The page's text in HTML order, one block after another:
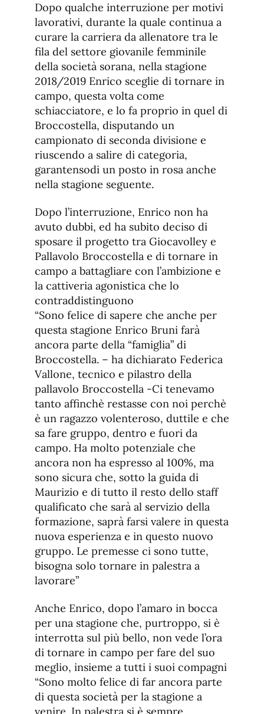
Dopo qualche interruzione per motivi
lavorativi, durante la quale continua a
curare la carriera da allenatore tra le
fila del settore giovanile femminile
della società sorana, nella stagione
2018/2019 Enrico sceglie di tornare in
campo, questa volta come
schiacciatore, e lo fa proprio in quel di
Broccostella, disputando un
campionato di seconda divisione e
riuscendo a salire di categoria,
garantensodi un posto in rosa anche
nella stagione seguente.
Dopo l’interruzione, Enrico non ha
avuto dubbi, ed ha subito deciso di
sposare il progetto tra Giocavolley e
Pallavolo Broccostella e di tornare in
campo a battagliare con l’ambizione e
la cattiveria agonistica che lo
contraddistinguono
“Sono felice di sapere che anche per
questa stagione Enrico Bruni farà
ancora parte della “famiglia” di
Broccostella. – ha dichiarato Federica
Vallone, tecnico e pilastro della
pallavolo Broccostella -Ci tenevamo
tanto affinchè restasse con noi perchè
è un ragazzo volenteroso, duttile e che
sa fare gruppo, dentro e fuori da
campo. Ha molto potenziale che
ancora non ha espresso al 100%, ma
sono sicura che, sotto la guida di
Maurizio e di tutto il resto dello staff
qualificato che sarà al servizio della
formazione, saprà farsi valere in questa
nuova esperienza e in questo nuovo
gruppo. Le premesse ci sono tutte,
bisogna solo tornare in palestra a
lavorare”
Anche Enrico, dopo l’amaro in bocca
per una stagione che, purtroppo, si è
interrotta sul più bello, non vede l’ora
di tornare in campo per fare del suo
meglio, insieme a tutti i suoi compagni
“Sono molto felice di far ancora parte
di questa società per la stagione a